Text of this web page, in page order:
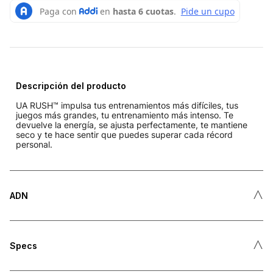
Descripción del producto
UA RUSH™ impulsa tus entrenamientos más difíciles, tus
juegos más grandes, tu entrenamiento más intenso. Te
devuelve la energía, se ajusta perfectamente, te mantiene
seco y te hace sentir que puedes superar cada récord
personal.
ADN ˄
Specs ˄